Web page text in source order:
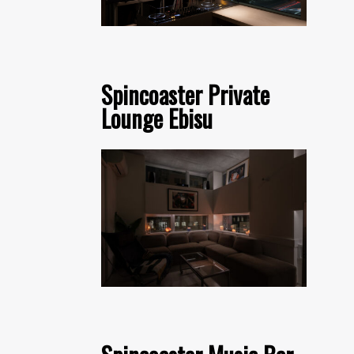
Spincoaster Private
Lounge Ebisu